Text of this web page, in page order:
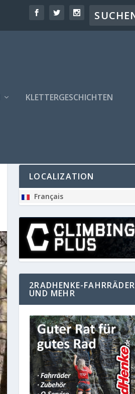
KLETTERGESCHICHTEN
LOCALIZATION
Français
2RADHENKE-FAHRRÄDER
UND MEHR